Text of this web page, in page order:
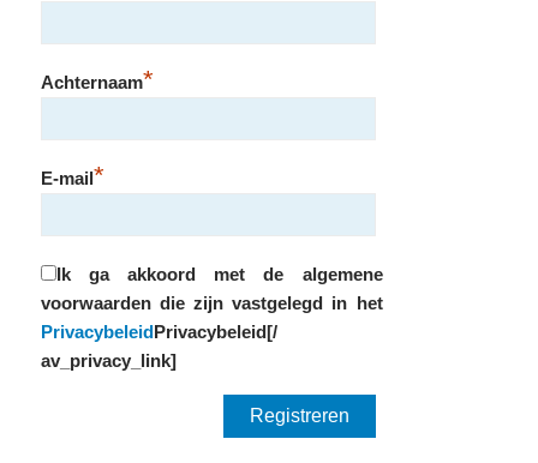
Achternaam*
E-mail *
Ik ga akkoord met de algemene
voorwaarden die zijn vastgelegd in het
Privacybeleid Privacybeleid[/
av_privacy_link]